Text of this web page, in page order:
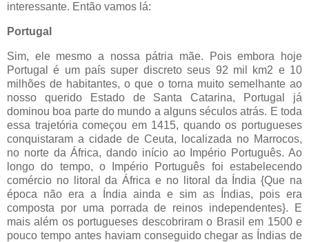
interessante. Então vamos lá:
Portugal
Sim, ele mesmo a nossa pátria mãe. Pois embora hoje
Portugal é um país super discreto seus 92 mil km2 e 10
milhões de habitantes, o que o torna muito semelhante ao
nosso querido Estado de Santa Catarina, Portugal já
dominou boa parte do mundo a alguns séculos atrás. E toda
essa trajetória começou em 1415, quando os portugueses
conquistaram a cidade de Ceuta, localizada no Marrocos,
no norte da África, dando início ao Império Português. Ao
longo do tempo, o Império Português foi estabelecendo
comércio no litoral da África e no litoral da Índia {Que na
época não era a Índia ainda e sim as Índias, pois era
composta por uma porrada de reinos independentes}. E
mais além os portugueses descobriram o Brasil em 1500 e
pouco tempo antes haviam conseguido chegar as Índias de